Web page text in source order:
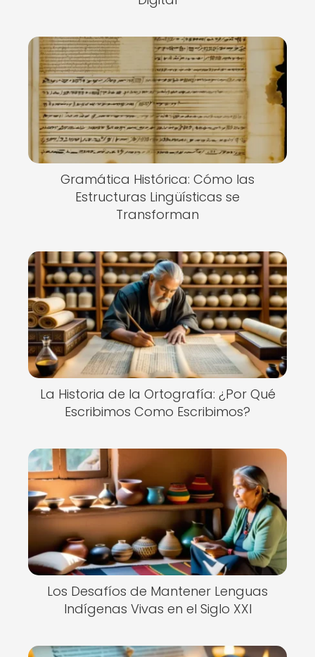
Gramática Histórica: Cómo las
Estructuras Lingüísticas se
Transforman
La Historia de la Ortografía: ¿Por Qué
Escribimos Como Escribimos?
Los Desafíos de Mantener Lenguas
Indígenas Vivas en el Siglo XXI